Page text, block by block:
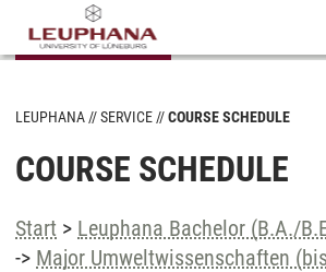
LEUPHANA SERVICE COURSE SCHEDULE
COURSE SCHEDULE
Start > Leuphana Bachelor (B.A./
-> Major Umweltwissenschaften